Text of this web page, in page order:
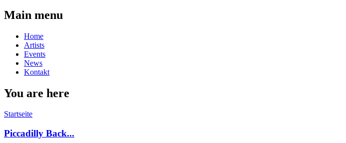
Main menu
Home
Artists
Events
News
Kontakt
You are here
Startseite
Piccadilly Back...